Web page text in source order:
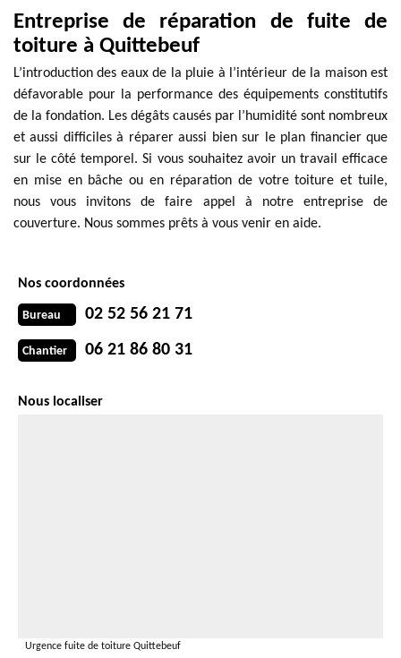
Entreprise de réparation de fuite de
toiture à Quittebeuf
L’introduction des eaux de la pluie à l’intérieur de la maison est
défavorable pour la performance des équipements constitutifs
de la fondation. Les dégâts causés par l’humidité sont nombreux
et aussi difficiles à réparer aussi bien sur le plan financier que
sur le côté temporel. Si vous souhaitez avoir un travail efficace
en mise en bâche ou en réparation de votre toiture et tuile,
nous vous invitons de faire appel à notre entreprise de
couverture. Nous sommes prêts à vous venir en aide.
Nos coordonnées
Bureau 02 52 56 21 71
Chantier 06 21 86 80 31
Nous localiser
Urgence fuite de toiture Quittebeuf